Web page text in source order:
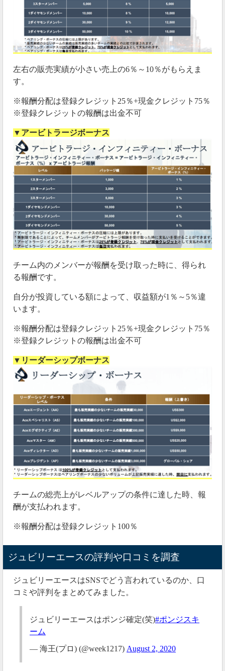
左右の販売実績が小さい売上の6％～10％がもらえま
す。
※報酬分配は登録クレジット25％+現金クレジット75％
※登録クレジットの報酬は出金不可
▼アービトラージボーナス
チーム内のメンバーが報酬を受け取った時に、得られ
る報酬です。
自分が投資している額によって、収益額が1％～5％違
います。
※報酬分配は登録クレジット25％+現金クレジット75％
※登録クレジットの報酬は出金不可
▼リーダーシップボーナス
チームの総売上がレベルアップの条件に達した時、報
酬が支払われます。
※報酬分配は登録クレジット100％
ジュビリーエースの評判や口コミを調査
ジュビリーエースはSNSでどう言われているのか、口
コミや評判をまとめてみました。
ジュビリーエースはポンジ確定(笑)#ポンジスキ
ーム
— 海王(プロ) (@week1217) August 2, 2020